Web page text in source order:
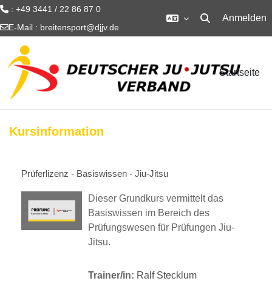
: +49 3441 / 22 86 87 0
E-Mail : breitensport@djjv.de Sucheingabe
Anmelden
Startseite
Kursinformation
Prüferlizenz - Basiswissen - Jiu-Jitsu
Dieser Grundkurs vermittelt das
Basiswissen im Bereich des
Prüfungswesen für Prüfungen Jiu-
Jitsu.
Trainer/in: Ralf Stecklum